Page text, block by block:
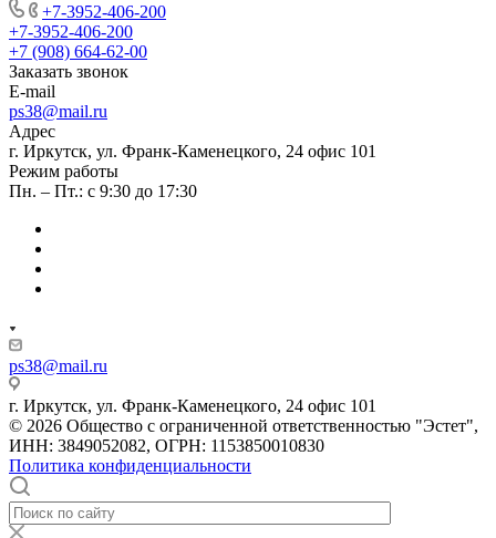
+7-3952-406-200
+7-3952-406-200
+7 (908) 664-62-00
Заказать звонок
E-mail
ps38@mail.ru
Адрес
г. Иркутск, ул. Франк-Каменецкого, 24 офис 101
Режим работы
Пн. – Пт.: с 9:30 до 17:30
ps38@mail.ru
г. Иркутск, ул. Франк-Каменецкого, 24 офис 101
© 2026 Общество с ограниченной ответственностью "Эстет",
ИНН: 3849052082, ОГРН: 1153850010830
Политика конфиденциальности